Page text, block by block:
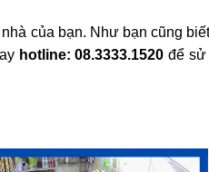
của bạn. Như bạn cũng
hotline: 08.3333.1520 để